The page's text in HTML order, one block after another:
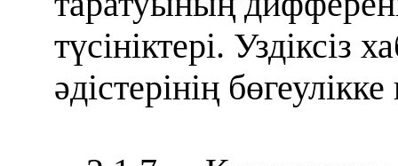
түсініктері.
әдістерінің